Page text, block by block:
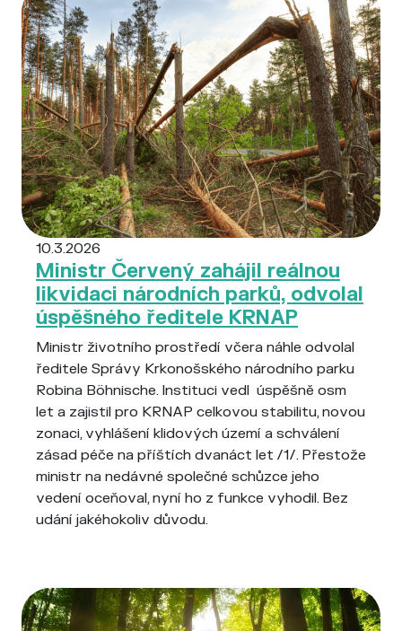
10.3.2026
Ministr Červený zahájil reálnou
likvidaci národních parků, odvolal
úspěšného ředitele KRNAP
Ministr životního prostředí včera náhle odvolal
ředitele Správy Krkonošského národního parku
Robina Böhnische. Instituci vedl úspěšně osm
let a zajistil pro KRNAP celkovou stabilitu, novou
zonaci, vyhlášení klidových území a schválení
zásad péče na příštích dvanáct let /1/. Přestože
ministr na nedávné společné schůzce jeho
vedení oceňoval, nyní ho z funkce vyhodil. Bez
udání jakéhokoliv důvodu.